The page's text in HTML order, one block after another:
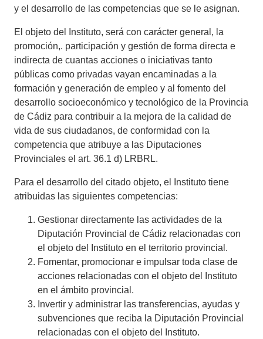
y el desarrollo de las competencias que se le asignan.
El objeto del Instituto, será con carácter general, la
promoción,. participación y gestión de forma directa e
indirecta de cuantas acciones o iniciativas tanto
públicas como privadas vayan encaminadas a la
formación y generación de empleo y al fomento del
desarrollo socioeconómico y tecnológico de la Provincia
de Cádiz para contribuir a la mejora de la calidad de
vida de sus ciudadanos, de conformidad con la
competencia que atribuye a las Diputaciones
Provinciales el art. 36.1 d) LRBRL.
Para el desarrollo del citado objeto, el Instituto tiene
atribuidas las siguientes competencias:
Gestionar directamente las actividades de la
Diputación Provincial de Cádiz relacionadas con
el objeto del Instituto en el territorio provincial.
Fomentar, promocionar e impulsar toda clase de
acciones relacionadas con el objeto del Instituto
en el ámbito provincial.
Invertir y administrar las transferencias, ayudas y
subvenciones que reciba la Diputación Provincial
relacionadas con el objeto del Instituto.